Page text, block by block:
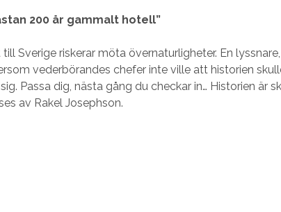
200 år gammalt hotell”
Sverige riskerar möta övernaturligheter. En
vederbörandes chefer inte ville att historien
Passa dig, nästa gång du checkar in… Historien är
av Rakel Josephson.